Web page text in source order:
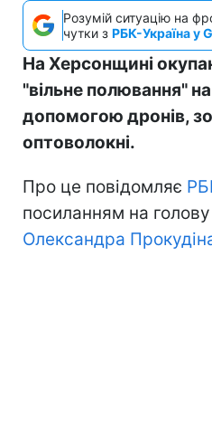
Розумій ситуацію на
чутки з РБК-Україна у
На Херсонщині
"вільне полювання"
допомогою дронів,
оптоволокні.
Про це повідомляє
посиланням на
Олександра